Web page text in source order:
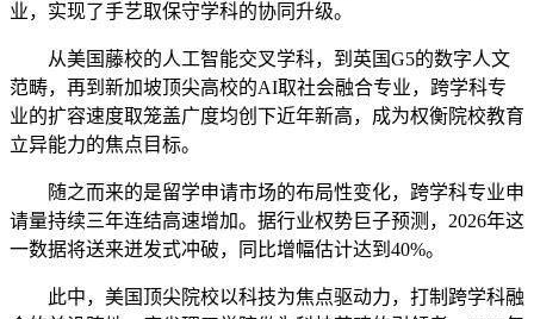
业，实现了手艺取保守学科的协同升级。
从美国藤校的人工智能交叉学科，到英国G5的数字人文
范畴，再到新加坡顶尖高校的AI取社会融合专业，跨学科专
业的扩容速度取笼盖广度均创下近年新高，成为权衡院校教育
立异能力的焦点目标。
随之而来的是留学申请市场的布局性变化，跨学科专业申
请量持续三年连结高速增加。据行业权势巨子预测，2026年这
一数据将送来迸发式冲破，同比增幅估计达到40%。
此中，美国顶尖院校以科技为焦点驱动力，打制跨学科融